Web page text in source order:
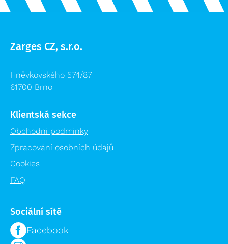
Zarges CZ, s.r.o.
Hněvkovského 574/87
61700 Brno
Klientská sekce
Obchodní podmínky
Zpracování osobních údajů
Cookies
FAQ
Sociální sítě
Facebook